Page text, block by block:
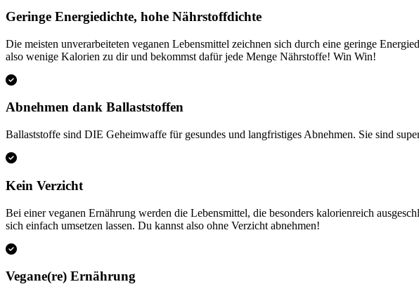
Geringe Energiedichte, hohe Nährstoffdichte
Die meisten unverarbeiteten veganen Lebensmittel zeichnen sich durch eine geringe
also wenige Kalorien zu dir und bekommst dafür jede Menge Nährstoffe! Win Win!
Abnehmen dank Ballaststoffen
Ballaststoffe sind DIE Geheimwaffe für gesundes und langfristiges Abnehmen. Sie sind
Kein Verzicht
Bei einer veganen Ernährung werden die Lebensmittel, die besonders kalorienreich
sich einfach umsetzen lassen. Du kannst also ohne Verzicht abnehmen!
Vegane(re) Ernährung